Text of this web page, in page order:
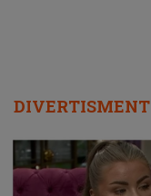
DIVERTISMENT